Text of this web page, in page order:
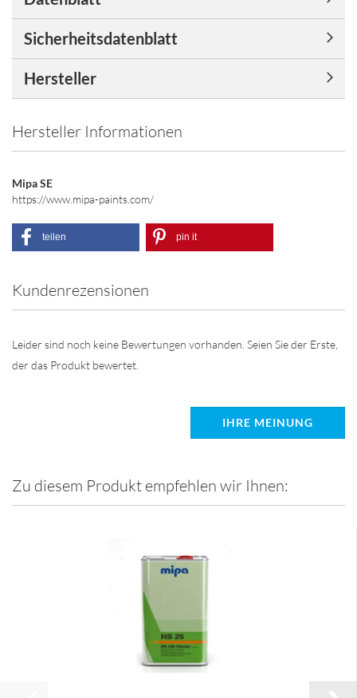
Sicherheitsdatenblatt
Hersteller
Hersteller Informationen
Mipa SE
https://www.mipa-paints.com/
teilen pin it
Kundenrezensionen
Leider sind noch keine Bewertungen vorhanden. Seien Sie der Erste,
der das Produkt bewertet.
IHRE MEINUNG
Zu diesem Produkt empfehlen wir Ihnen: